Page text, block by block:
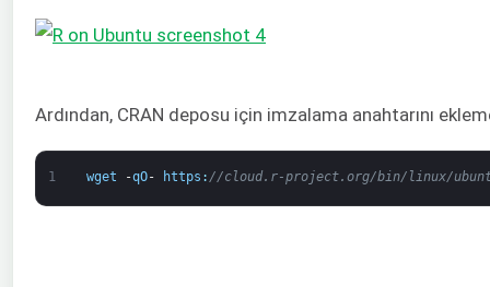
Ardından, CRAN deposu için imzalama anahtarını
1 wget -qO- https : //cloud.r-project.org/bin/linux/